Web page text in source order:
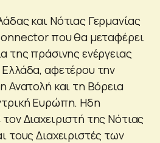
και Νότιας Γερμανίας
που θα μεταφέρει
της πράσινης ενέργειας
αφετέρου την
Ανατολή και τη Βόρεια
Ευρώπη. Ηδη
Διαχειριστή της Νότιας
τους Διαχειριστές των